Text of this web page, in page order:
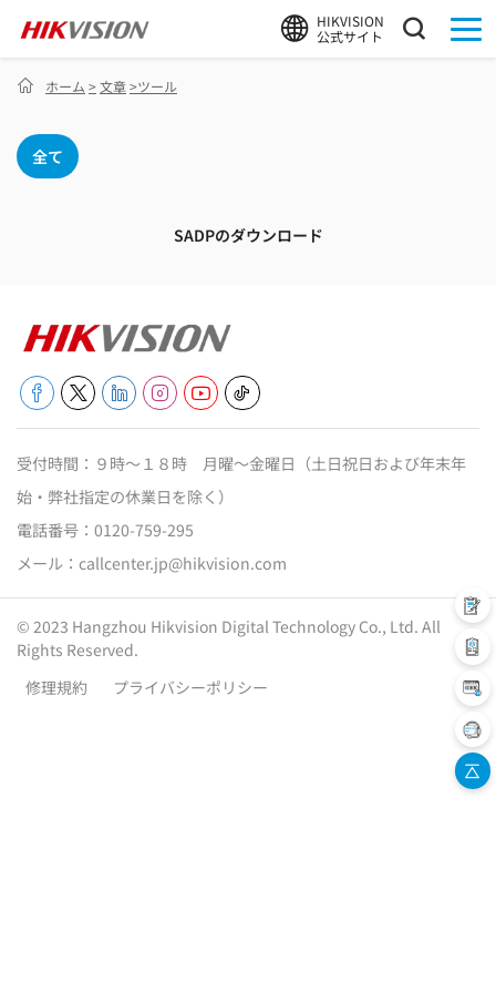
HIKVISION
公式サイト
ホーム >文章>ツール
全て
SADPのダウンロード
受付時間：９時～１８時 月曜～金曜日（土日祝日および年末年
始・弊社指定の休業日を除く）
電話番号： 0120-759-295
メール： callcenter.jp@hikvision.com
© 2023 Hangzhou Hikvision Digital Technology Co., Ltd. All
Rights Reserved.
修理規約
プライバシーポリシー